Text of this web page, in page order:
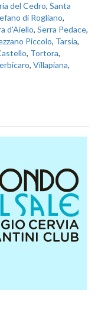
del Cedro, Santa
di Rogliano,
d'Aiello, Serra Pedace,
Piccolo, Tarsia,
, Tortora,
, Villapiana,